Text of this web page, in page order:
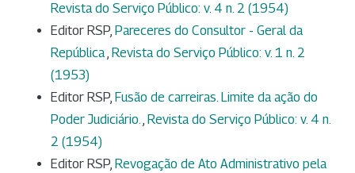
Revista do Serviço Público: v. 4 n. 2 (1954)
Editor RSP, Pareceres do Consultor - Geral da
República, Revista do Serviço Público: v. 1 n. 2
(1953)
Editor RSP, Fusão de carreiras. Limite da ação do
Poder Judiciário., Revista do Serviço Público: v. 4 n.
2 (1954)
Editor RSP, Revogação de Ato Administrativo pela